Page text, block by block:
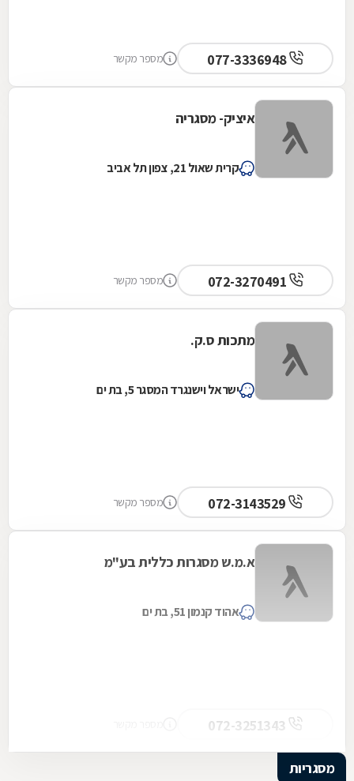
077-3336948 מספר מקשר
איציק- מסגריה
קרית שאול 21, צפון תל אביב
מספר מקשר
מתכות ס.ק.
ישראל וישנגרד המסגר 5, בת ים
מספר מקשר
א.מ.ש מסגרות כללית בע"מ
אהוד קנמון 51, בת ים
מסגריות